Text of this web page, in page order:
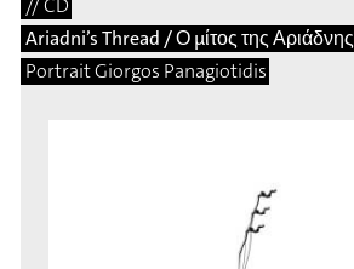
Ariadni’s Thread / Ο μίτος της Αριάδνης
Portrait Giorgos Panagiotidis